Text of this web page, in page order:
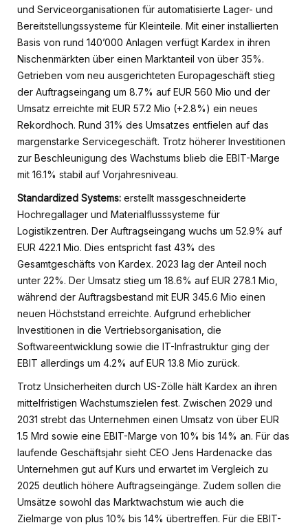
und Serviceorganisationen für automatisierte Lager- und
Bereitstellungssysteme für Kleinteile. Mit einer installierten
Basis von rund 140’000 Anlagen verfügt Kardex in ihren
Nischenmärkten über einen Marktanteil von über 35%.
Getrieben vom neu ausgerichteten Europageschäft stieg
der Auftragseingang um 8.7% auf EUR 560 Mio und der
Umsatz erreichte mit EUR 57.2 Mio (+2.8%) ein neues
Rekordhoch. Rund 31% des Umsatzes entfielen auf das
margenstarke Servicegeschäft. Trotz höherer Investitionen
zur Beschleunigung des Wachstums blieb die EBIT-Marge
mit 16.1% stabil auf Vorjahresniveau.
Standardized Systems: erstellt massgeschneiderte
Hochregallager und Materialflusssysteme für
Logistikzentren. Der Auftragseingang wuchs um 52.9% auf
EUR 422.1 Mio. Dies entspricht fast 43% des
Gesamtgeschäfts von Kardex. 2023 lag der Anteil noch
unter 22%. Der Umsatz stieg um 18.6% auf EUR 278.1 Mio,
während der Auftragsbestand mit EUR 345.6 Mio einen
neuen Höchststand erreichte. Aufgrund erheblicher
Investitionen in die Vertriebsorganisation, die
Softwareentwicklung sowie die IT-Infrastruktur ging der
EBIT allerdings um 4.2% auf EUR 13.8 Mio zurück.
Trotz Unsicherheiten durch US-Zölle hält Kardex an ihren
mittelfristigen Wachstumszielen fest. Zwischen 2029 und
2031 strebt das Unternehmen einen Umsatz von über EUR
1.5 Mrd sowie eine EBIT-Marge von 10% bis 14% an. Für das
laufende Geschäftsjahr sieht CEO Jens Hardenacke das
Unternehmen gut auf Kurs und erwartet im Vergleich zu
2025 deutlich höhere Auftragseingänge. Zudem sollen die
Umsätze sowohl das Marktwachstum wie auch die
Zielmarge von plus 10% bis 14% übertreffen. Für die EBIT-